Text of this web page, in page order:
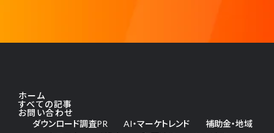
ホーム
すべての記事
お問い合わせ
ダウンロード調査PR
AI・マーケトレンド
補助金・地域